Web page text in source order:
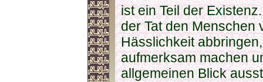
ist ein Teil der
der Tat den Menschen
Hässlichkeit
aufmerksam machen
allgemeinen Blick